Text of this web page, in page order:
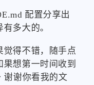
配置分享出
多大的。
觉得不错，随手点
想第一时间收到
谢谢你看我的文